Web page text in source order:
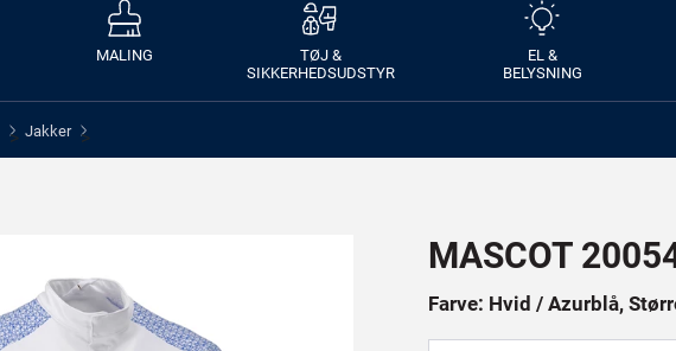
MALING
TØJ &
SIKKERHEDSUDSTYR
EL &
BELYSNING
> Jakker >
MASCOT
Farve: Hvid / Azurblå,